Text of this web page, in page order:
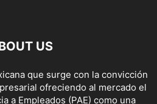
US
que surge con la convicción
ofreciendo al mercado el
a Empleados (PAE) como una